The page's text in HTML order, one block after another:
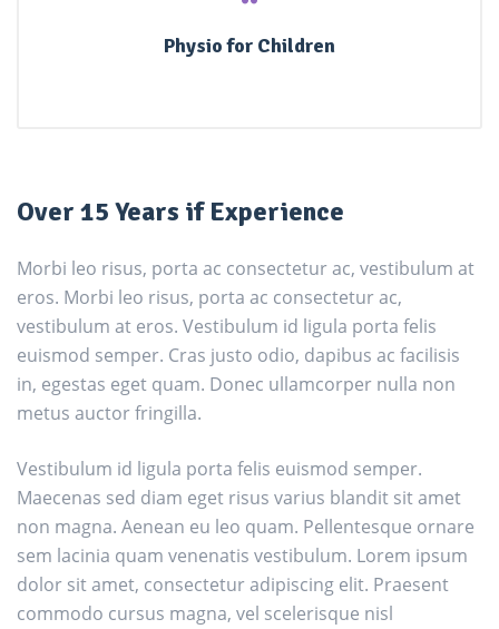
Physio for Children
Over 15 Years if Experience
Morbi leo risus, porta ac consectetur ac, vestibulum at
eros. Morbi leo risus, porta ac consectetur ac,
vestibulum at eros. Vestibulum id ligula porta felis
euismod semper. Cras justo odio, dapibus ac facilisis
in, egestas eget quam. Donec ullamcorper nulla non
metus auctor fringilla.
Vestibulum id ligula porta felis euismod semper.
Maecenas sed diam eget risus varius blandit sit amet
non magna. Aenean eu leo quam. Pellentesque ornare
sem lacinia quam venenatis vestibulum. Lorem ipsum
dolor sit amet, consectetur adipiscing elit. Praesent
commodo cursus magna, vel scelerisque nisl